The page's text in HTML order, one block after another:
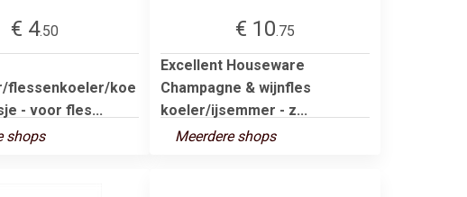
€ 4.50
flessenkoeler/koe
- voor fles...
shops
€ 10.75
Excellent Houseware
Champagne & wijnfles
koeler/ijsemmer - z...
Meerdere shops